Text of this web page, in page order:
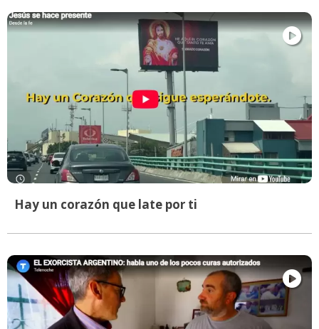
Hay un corazón que late por ti